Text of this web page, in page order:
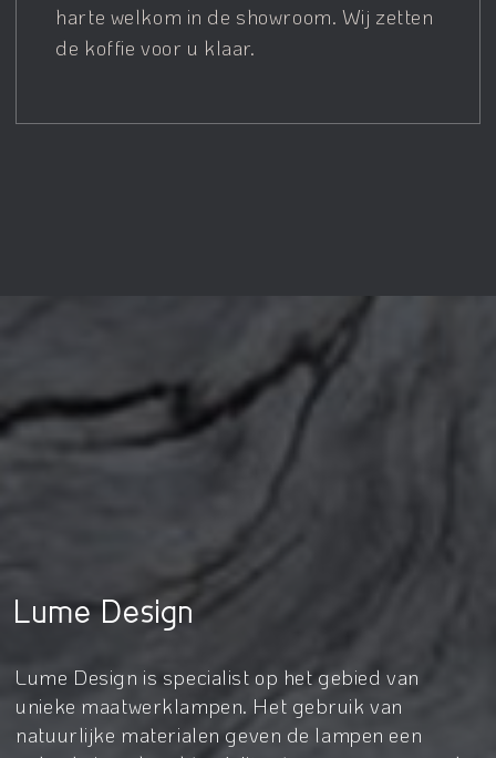
harte welkom in de showroom. Wij zetten
de koffie voor u klaar.
Lume Design
Lume Design is specialist op het gebied van
unieke maatwerklampen. Het gebruik van
natuurlijke materialen geven de lampen een